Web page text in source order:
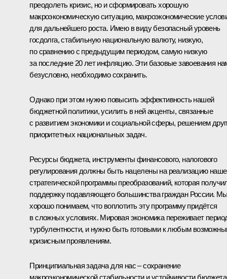
преодолеть кризис, но и сформировать хорошую
макроэкономическую ситуацию, макроэкономические
для дальнейшего роста. Имею в виду безопасный уровень
госдолга, стабильную национальную валюту, низкую,
по сравнению с предыдущим периодом, самую низкую
за последние 20 лет инфляцию. Эти базовые завоевания
безусловно, необходимо сохранить.
Однако при этом нужно повысить эффективность нашей
бюджетной политики, усилить в ней акценты, связанные
с развитием экономики и социальной сферы, решением
приоритетных национальных задач.
Ресурсы бюджета, инструменты финансового, налогового
регулирования должны быть нацелены на реализацию
стратегической программы преобразований, которая
поддержку подавляющего большинства граждан России.
хорошо понимаем, что воплотить эту программу придётся
в сложных условиях. Мировая экономика переживает
турбулентности, и нужно быть готовыми к любым
кризисным проявлениям.
Принципиальная задача для нас – сохранение
макроэкономической стабильности и устойчивости